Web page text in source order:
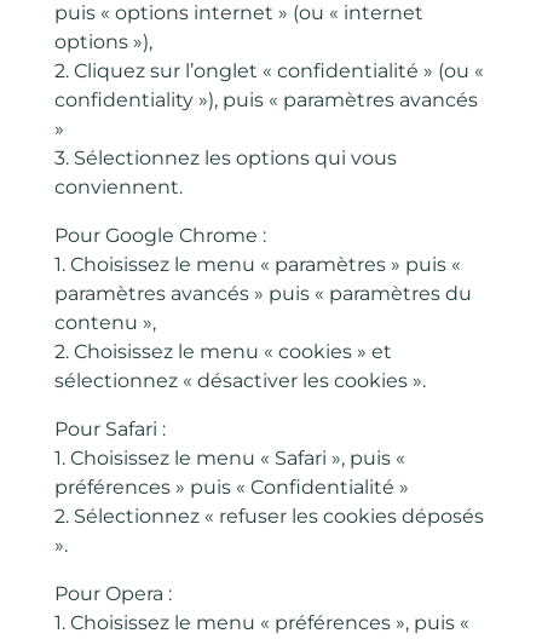
puis « options internet » (ou « internet
options »),
2. Cliquez sur l’onglet « confidentialité » (ou «
confidentiality »), puis « paramètres avancés
»
3. Sélectionnez les options qui vous
conviennent.
Pour Google Chrome :
1. Choisissez le menu « paramètres » puis «
paramètres avancés » puis « paramètres du
contenu »,
2. Choisissez le menu « cookies » et
sélectionnez « désactiver les cookies ».
Pour Safari :
1. Choisissez le menu « Safari », puis «
préférences » puis « Confidentialité »
2. Sélectionnez « refuser les cookies déposés
».
Pour Opera :
1. Choisissez le menu « préférences », puis «